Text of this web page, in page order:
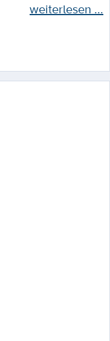
weiterlesen ...